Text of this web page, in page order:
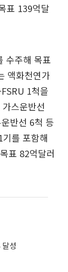
표 139억달
수주해 목표
액화천연가
1척을
스운반선
반선 6척 등
를 포함해
표 82억달러
성